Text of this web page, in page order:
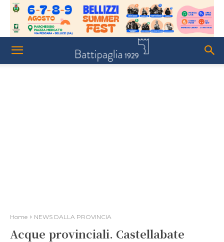
Home NEWS DALLA PROVINCIA
Acque provinciali. Castellabate